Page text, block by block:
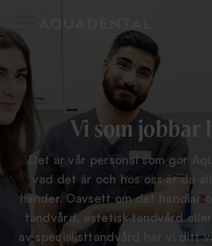
Vi som jobbar
Det är vår personal som gör
vad det är och hos oss är du
händer. Oavsett om det handlar
tandvård, estetisk tandvård
av specialisttandvård har vi ditt